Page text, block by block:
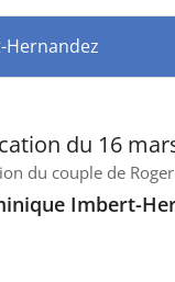
Hernandez
du 16
du couple de
Imbert-